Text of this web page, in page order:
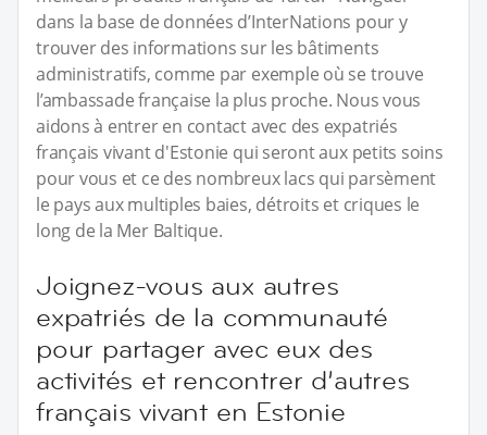
dans la base de données d’InterNations pour y
trouver des informations sur les bâtiments
administratifs, comme par exemple où se trouve
l’ambassade française la plus proche. Nous vous
aidons à entrer en contact avec des expatriés
français vivant d'Estonie qui seront aux petits soins
pour vous et ce des nombreux lacs qui parsèment
le pays aux multiples baies, détroits et criques le
long de la Mer Baltique.
Joignez-vous aux autres
expatriés de la communauté
pour partager avec eux des
activités et rencontrer d’autres
français vivant en Estonie